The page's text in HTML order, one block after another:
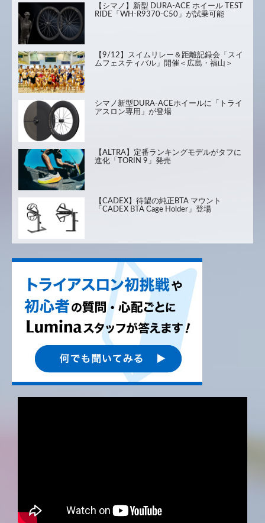
【シマノ】新型 DURA-ACE ホイール TEST
RIDE「WH-R9370-C50」が試乗可能
【9/12】スイムリレー＆距離記録会「スイ
ムフェスティバル」開催＜広島・福山＞
シマノ新型DURA-ACEホイールに「トライ
アスロン専用」が登場
【ALTRA】定番ランキングモデルがタフに
進化「TORIN 9」発売
【CADEX】待望の純正BTA マウント
「CADEX BTA Cage Holder」登場